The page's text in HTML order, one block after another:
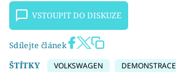
VSTOUPIT DO DISKUZE
Sdílejte článek
ŠTÍTKY
VOLKSWAGEN DEMONSTRACE